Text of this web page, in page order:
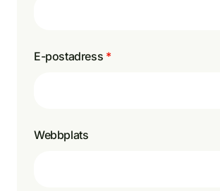
E-postadress *
Webbplats